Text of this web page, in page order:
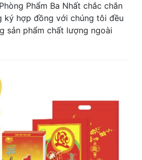
Phẩm Ba Nhất chắc chắn
ký hợp đồng với chúng tôi đều
sản phẩm chất lượng ngoài